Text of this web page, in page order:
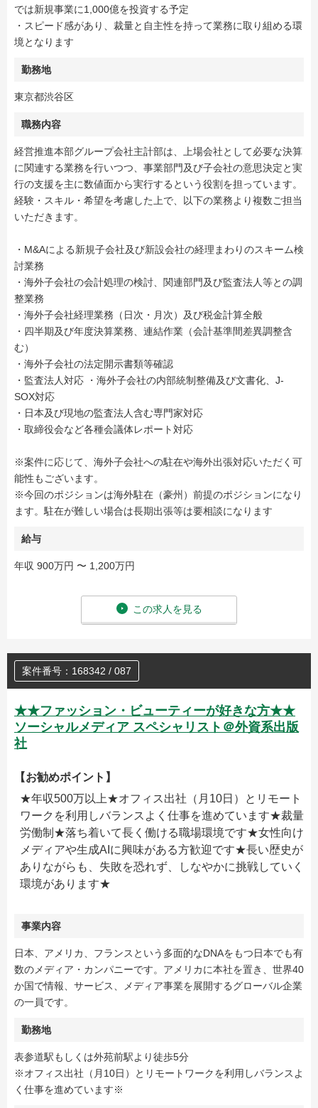
では新規事業に1,000億を投資する予定
・スピード感があり、裁量と自主性を持って業務に取り組める環
境となります
勤務地
東京都渋谷区
職務内容
経営推進本部グループ会社主計部は、上場会社として必要な決算
に関連する業務を行いつつ、事業部門及び子会社の意思決定と実
行の支援を主に数値面から実行するという役割を担っています。
経験・スキル・希望を考慮した上で、以下の業務より複数ご担当
いただきます。
・M&Aによる新規子会社及び新設会社の経理まわりのスキーム検
討業務
・海外子会社の会計処理の検討、関連部門及び監査法人等との調
整業務
・海外子会社経理業務（日次・月次）及び税金計算全般
・四半期及び年度決算業務、連結作業（会計基準間差異調整含
む）
・海外子会社の法定開示書類等確認
・監査法人対応 ・海外子会社の内部統制整備及び文書化、J-
SOX対応
・日本及び現地の監査法人含む専門家対応
・取締役会など各種会議体レポート対応
※案件に応じて、海外子会社への駐在や海外出張対応いただく可
能性もございます。
※今回のポジションは海外駐在（豪州）前提のポジションになり
ます。駐在が難しい場合は長期出張等は要相談になります
給与
年収 900万円 〜 1,200万円
この求人を見る
案件番号：168342 / 087
★★ファッション・ビューティーが好きな方★★
ソーシャルメディア スペシャリスト＠外資系出版
社
【お勧めポイント】
★年収500万以上★オフィス出社（月10日）とリモート
ワークを利用しバランスよく仕事を進めています★裁量
労働制★落ち着いて長く働ける職場環境です★女性向け
メディアや生成AIに興味がある方歓迎です★長い歴史が
ありながらも、失敗を恐れず、しなやかに挑戦していく
環境があります★
事業内容
日本、アメリカ、フランスという多面的なDNAをもつ日本でも有
数のメディア・カンパニーです。アメリカに本社を置き、世界40
か国で情報、サービス、メディア事業を展開するグローバル企業
の一員です。
勤務地
表参道駅もしくは外苑前駅より徒歩5分
※オフィス出社（月10日）とリモートワークを利用しバランスよ
く仕事を進めています※